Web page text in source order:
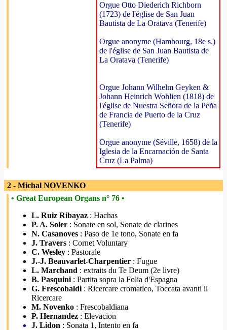
Orgue Otto Diederich Richborn
(1723) de l'église de San Juan
Bautista de La Oratava (Tenerife)
Orgue anonyme (Hambourg, 18e s.)
de l'église de San Juan Bautista de
La Oratava (Tenerife)
Orgue Johann Wilhelm Geyken &
Johann Heinrich Wohlien (1818) de
l'église de Nuestra Señora de la Peña
de Francia de Puerto de la Cruz
(Tenerife)
Orgue anonyme (Séville, 1658) de la
Iglesia de la Encarnación de Santa
Cruz (La Palma)
2 - Michal NOVENKO
• Great European Organs n° 76 •
L. Ruiz Ribayaz : Hachas
P. A. Soler : Sonate en sol, Sonate de clarines
N. Casanoves : Paso de 1e tono, Sonate en fa
J. Travers : Cornet Voluntary
C. Wesley : Pastorale
J.-J. Beauvarlet-Charpentier : Fugue
L. Marchand : extraits du Te Deum (2e livre)
B. Pasquini : Partita sopra la Folia d'Espagna
G. Frescobaldi : Ricercare cromatico, Toccata avanti il
Ricercare
M. Novenko : Frescobaldiana
P. Hernandez : Elevacion
J. Lidon : Sonata 1, Intento en fa